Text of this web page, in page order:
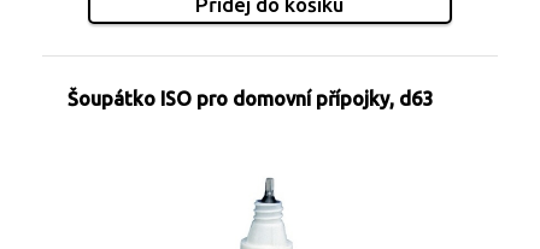
Šoupátko ISO pro domovní přípojky, d63